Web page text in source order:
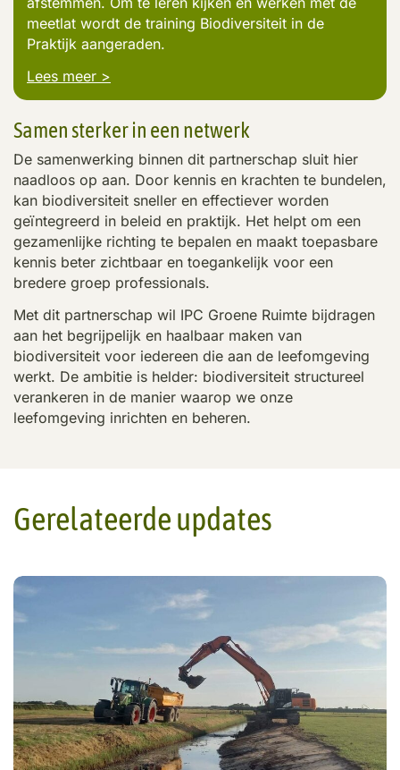
meetlat wordt de training Biodiversiteit in de
Praktijk aangeraden.
Lees meer >
Samen sterker in een netwerk
De samenwerking binnen dit partnerschap sluit hier
naadloos op aan. Door kennis en krachten te bundelen,
kan biodiversiteit sneller en effectiever worden
geïntegreerd in beleid en praktijk. Het helpt om een
gezamenlijke richting te bepalen en maakt toepasbare
kennis beter zichtbaar en toegankelijk voor een
bredere groep professionals.
Met dit partnerschap wil IPC Groene Ruimte bijdragen
aan het begrijpelijk en haalbaar maken van
biodiversiteit voor iedereen die aan de leefomgeving
werkt. De ambitie is helder: biodiversiteit structureel
verankeren in de manier waarop we onze
leefomgeving inrichten en beheren.
Gerelateerde updates